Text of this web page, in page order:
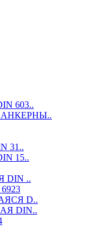
603..
31..
15..
..
D..
DIN..